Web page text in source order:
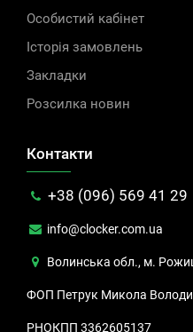
Особистий кабінет
Історія замовлень
Закладки
Розсилка новин
Контакти
+38 (096) 569 41 29
info@clocker.com.ua
Волинська обл., м.
ФОП Петрук Микола
РНОКПП 3362605137